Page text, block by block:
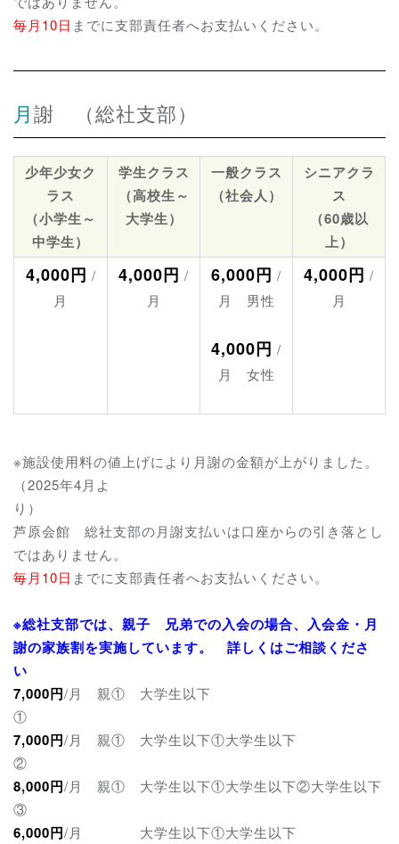
毎月10日 までに支部責任者へお支払いください。
月謝 （総社支部）
少年少女ク
ラス
（小学生～
中学生）
学生クラス
（高校生～
大学生）
一般クラス
（社会人）
シニアクラ
ス
（60歳以
上）
4,000円 /
月
4,000円 /
月
6,000円 /
月 男性
4,000円 /
月 女性
4,000円 /
月
※施設使用料の値上げにより月謝の金額が上がりました。
（2025年4月よ
り
芦原会館 総社支部の月謝支払いは口座からの引き落とし
ではありません。
毎月10日 までに支部責任者へお支払いください。
※総社支部では、親子 兄弟での入会の場合、入会金・月
謝の家族割を実施しています。 詳しくはご相談くださ
い
7,000円/月 親① 大学生以下
7,000円/月 親① 大学生以下①大学生以下
8,000円/月 親① 大学生以下①大学生以下②大学生以下
6,000円/月 大学生以下①大学生以下